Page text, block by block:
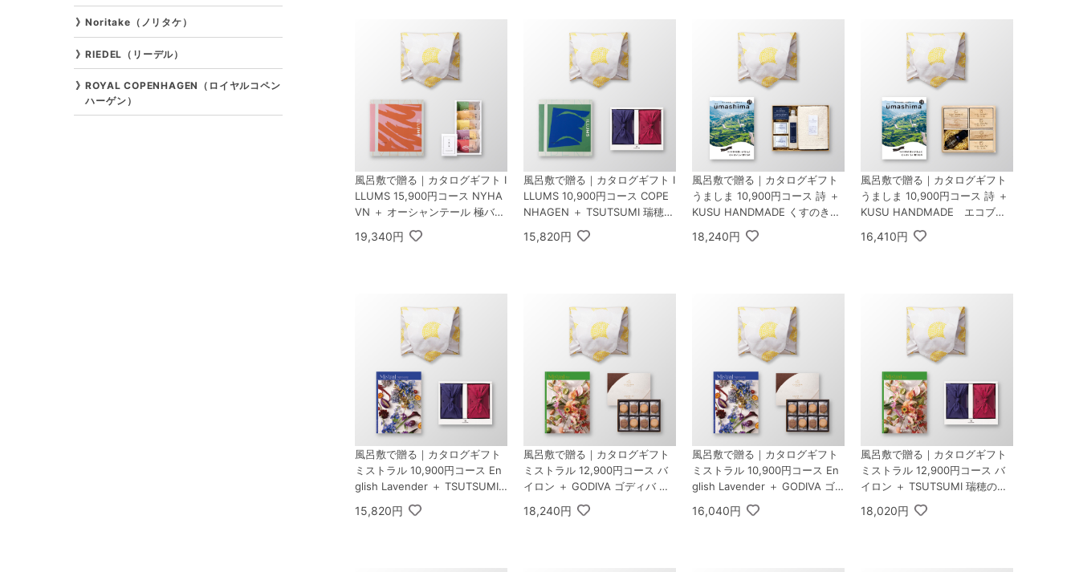
風呂敷で贈る｜カタログギフト I
LLUMS 15,900円コース NYHA
VN ＋ オーシャンテール 極バー
19,340円
風呂敷で贈る｜カタログギフト I
LLUMS 10,900円コース COPE
NHAGEN ＋ TSUTSUMI 瑞穂の
15,820円
風呂敷で贈る｜カタログギフト
うましま 10,900円コース 詩 ＋
KUSU HANDMADE くすのきア
ロマ バスギフトセット C
18,240円
風呂敷で贈る｜カタログギフト
うましま 10,900円コース 詩 ＋
KUSU HANDMADE エコブロ
ック18個オイル付き 桐箱
16,410円
風呂敷で贈る｜カタログギフト
ミストラル 10,900円コース En
glish Lavender ＋ TSUTSUMI
瑞穂の恵みA
15,820円
風呂敷で贈る｜カタログギフト
ミストラル 12,900円コース バ
イロン ＋ GODIVA ゴディバ ラ
ングドシャクッキーアソートメ
ント 30枚入
18,240円
風呂敷で贈る｜カタログギフト
ミストラル 10,900円コース En
glish Lavender ＋ GODIVA ゴ
ディバ ラングドシャクッキーア
ソートメント 30枚入
16,040円
風呂敷で贈る｜カタログギフト
ミストラル 12,900円コース バ
イロン ＋ TSUTSUMI 瑞穂の恵
18,020円
Noritake（ノリタケ）
RIEDEL（リーデル）
ROYAL COPENHAGEN（ロイヤルコペン
ハーゲン）